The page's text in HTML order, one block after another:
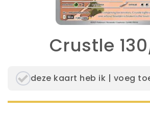
Crustle
deze kaart heb ik | voeg